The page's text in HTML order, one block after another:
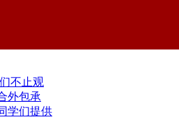
不止观
外包承
学们提供